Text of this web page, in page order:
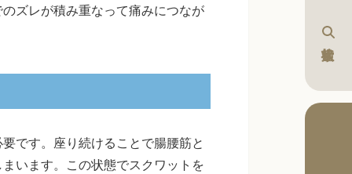
ズレが積み重なって痛みにつなが
です。座り続けることで腸腰筋と
います。この状態でスクワットを